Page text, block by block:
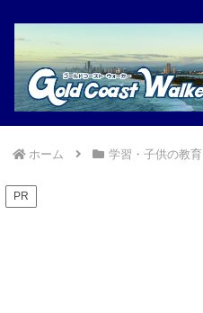
ホーム 学習・子供の教育
PR